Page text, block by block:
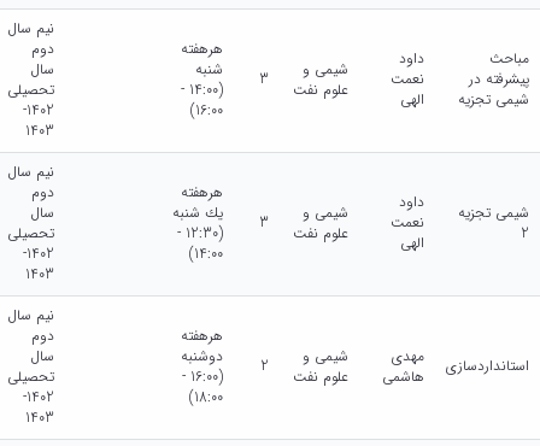
مباحث
پیشرفته در
شیمی تجزیه
داود
نعمت
الهی
شیمی و
علوم نفت
3
هرهفته
شنبه
(14:00 -
16:00)
نیم سال
دوم
سال
تحصیلی
1402-
1403
شیمی تجزیه
2
داود
نعمت
الهی
شیمی و
علوم نفت
3
هرهفته
يك شنبه
(12:30 -
14:00)
نیم سال
دوم
سال
تحصیلی
1402-
1403
استانداردسازی
مهدی
هاشمی
شیمی و
علوم نفت
2
هرهفته
دوشنبه
(16:00 -
18:00)
نیم سال
دوم
سال
تحصیلی
1402-
1403